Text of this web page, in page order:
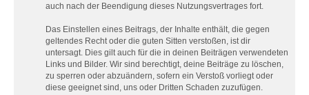
auch nach der Beendigung dieses Nutzungsvertrages fort.
Das Einstellen eines Beitrags, der Inhalte enthält, die gegen
geltendes Recht oder die guten Sitten verstoßen, ist dir
untersagt. Dies gilt auch für die in deinen Beiträgen verwendeten
Links und Bilder. Wir sind berechtigt, deine Beiträge zu löschen,
zu sperren oder abzuändern, sofern ein Verstoß vorliegt oder
diese geeignet sind, uns oder Dritten Schaden zuzufügen.